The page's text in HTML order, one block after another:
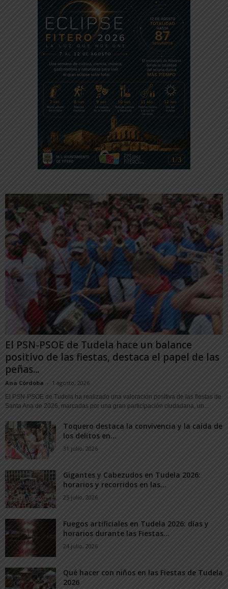
El PSN-PSOE de Tudela hace un balance
positivo de las fiestas, destaca el papel de las
peñas...
Ana Córdoba - 1 agosto, 2026
El PSN-PSOE de Tudela ha realizado una valoración positiva de las fiestas de
Santa Ana de 2026, marcadas por una gran participación ciudadana, un...
Toquero destaca la convivencia y la caída de
los delitos en...
31 julio, 2026
Gigantes y Cabezudos en Tudela 2026:
horarios y recorridos en las...
25 julio, 2026
Fuegos artificiales en Tudela 2026: días y
horarios durante las Fiestas...
24 julio, 2026
Qué hacer con niños en las Fiestas de Tudela
2026